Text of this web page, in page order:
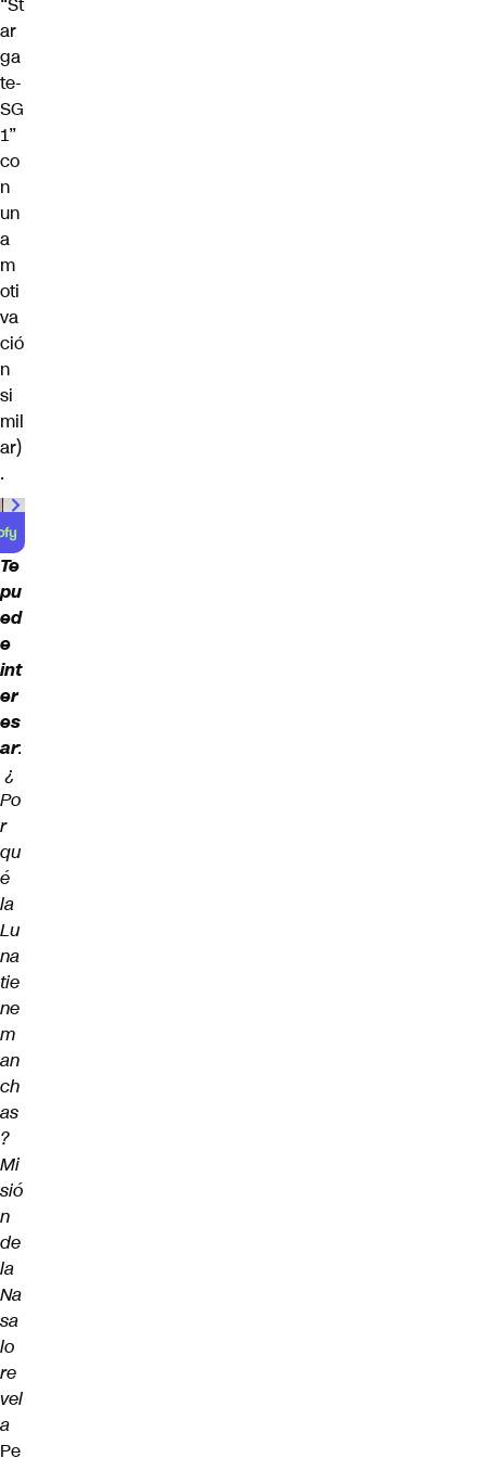
ar
ga
te-
SG
1”
co
n
un
a
m
oti
va
ció
n
si
mil
ar)
.
Te
pu
ed
e
int
er
es
ar:
¿
Po
r
qu
é
la
Lu
na
tie
ne
m
an
ch
as
?
Mi
sió
n
de
la
Na
sa
lo
re
vel
a
Pe